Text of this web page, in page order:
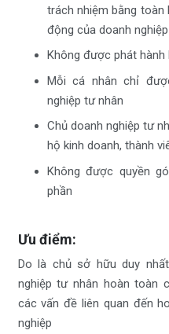
trách nhiệm bằng
động của doanh nghiệp
Không được phát
Mỗi cá nhân chỉ
nghiệp tư nhân
Chủ doanh nghiệp tư
hộ kinh doanh, thành
Không được quyền
phần
Ưu điểm:
Do là chủ sở hữu duy
nghiệp tư nhân hoàn toàn
các vấn đề liên quan đến
nghiệp